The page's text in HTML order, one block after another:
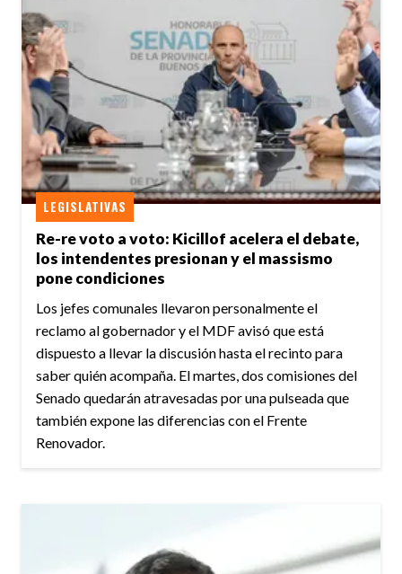
Re-re voto a voto: Kicillof acelera el debate,
los intendentes presionan y el massismo
pone condiciones
LEGISLATIVAS
Los jefes comunales llevaron personalmente el
reclamo al gobernador y el MDF avisó que está
dispuesto a llevar la discusión hasta el recinto para
saber quién acompaña. El martes, dos comisiones del
Senado quedarán atravesadas por una pulseada que
también expone las diferencias con el Frente
Renovador.